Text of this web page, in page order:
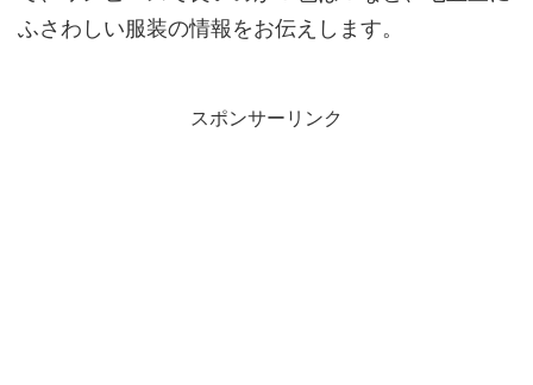
ふさわしい服装の情報をお伝えします。
スポンサーリンク